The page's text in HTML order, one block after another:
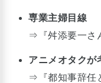
専業主婦目線
⇒『舛添要一さ
アニメオタクが
⇒『都知事辞任